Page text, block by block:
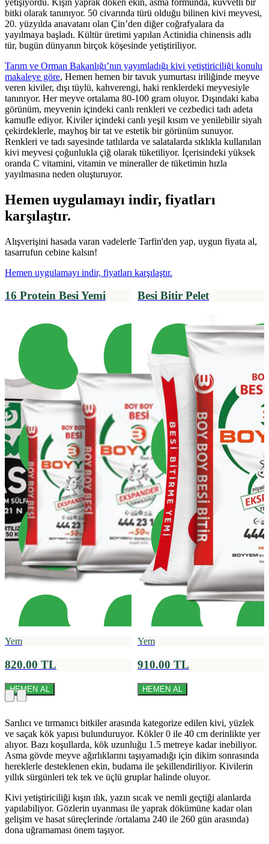
bitki olarak tanınıyor. 50 civarında türü olduğu bilinen kivi meyvesi,
20. yüzyılda anavatanı olan Çin’den diğer coğrafyalara da
yayılmaya başladı. Kültür üretimi yapılan Actinidia chinensis adlı
tür, bugün dünyanın birçok köşesinde yetiştiriliyor.
Tarım ve Orman Bakanlığı’nın yayımladığı kivi yetiştiriciliği konulu
makaleye göre, Hemen hemen bir tavuk yumurtası iriliğinde meyve
veren kiviler, dışı tüylü, kahverengi, haki renklerdeki meyvesiyle
tanınıyor. Her meyve ortalama 80-100 gram oluyor. Dışındaki kaba
görünüm, meyvenin içindeki canlı renkleri ve cezbedici tadı adeta
kamufle ediyor. Kiviler içindeki canlı yeşil kısım ve yenilebilir siyah
çekirdeklerle, mayhoş bir tat ve estetik bir görünüm sunuyor.
Renkleri ve tadı sayesinde tatlılarda ve salatalarda sıklıkla kullanılan
kivi meyvesi çoğunlukla çiğ olarak tüketiliyor. İçerisindeki yüksek
oranda C vitamini, vitamin ve mineraller de tüketimin hızla
yayılmasına neden oluşturuyor.
Hemen uygulamayı indir, fiyatları
karşılaştır.
Alışverişini hasada varan vadelerle Tarfin'den yap, uygun fiyata al,
tasarrufun cebine kalsın!
Hemen uygulamayı indir, fiyatları karşılaştır.
16 Protein Besi Yemi
Yem
820.00 TL
HEMEN AL
Besi Bitir Pelet
Yem
910.00 TL
HEMEN AL
Sarılıcı ve tırmanıcı bitkiler arasında kategorize edilen kivi, yüzlek
ve saçak kök yapısı bulunduruyor. Kökler 0 ile 40 cm derinlikte yer
alıyor. Bazı koşullarda, kök uzunluğu 1.5 metreye kadar inebiliyor.
Asma gövde meyve ağırlıklarını taşıyamadığı için dikim sonrasında
hereklerle desteklenen ekin, budama ile şekillendiriliyor. Kivilerin
yıllık sürgünleri tek tek ve üçlü gruplar halinde oluyor.
Kivi yetiştiriciliği kışın ılık, yazın sıcak ve nemli geçtiği alanlarda
yapılabiliyor. Gözlerin uyanması ile yaprak dökümüne kadar olan
gelişim ve hasat süreçlerinde /ortalama 240 ile 260 gün arasında)
dona uğramaması önem taşıyor.